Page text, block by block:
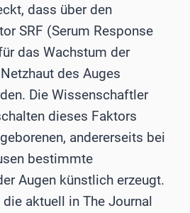
dass über den
SRF (Serum Response
das Wachstum der
des Auges
Die Wissenschaftler
dieses Faktors
andererseits bei
bestimmte
Augen künstlich erzeugt.
die aktuell in The Journal